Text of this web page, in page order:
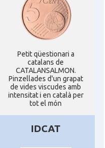
Petit qüestionari a
catalans de
CATALANSALMON.
Pinzellades d'un grapat
de vides viscudes amb
intensitat i en català per
tot el món
IDCAT